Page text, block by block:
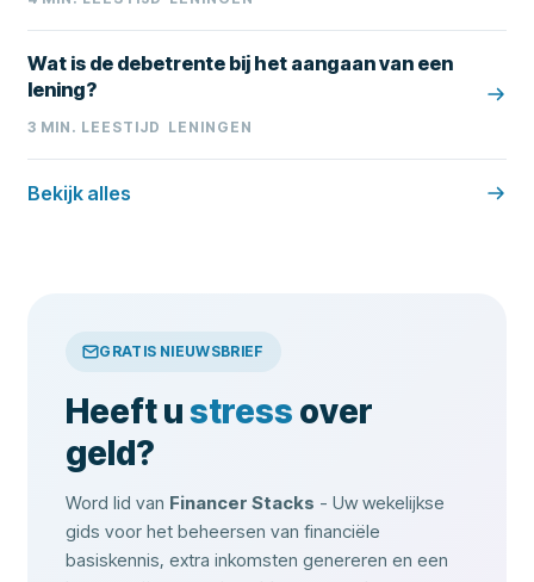
Wat is de debetrente bij het aangaan van een
lening?
3 MIN. LEESTIJD LENINGEN
Bekijk alles
GRATIS NIEUWSBRIEF
Heeft ustress over
geld?
Word lid van Financer Stacks - Uw wekelijkse
gids voor het beheersen van financiële
basiskennis, extra inkomsten genereren en een